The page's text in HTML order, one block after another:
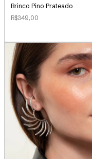
Brinco Pino Prateado
R$349,00